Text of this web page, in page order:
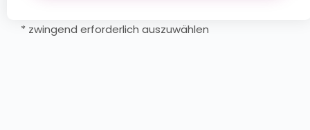
* zwingend erforderlich auszuwählen